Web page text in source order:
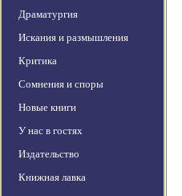
Драматургия
Искания и размышления
Критика
Сомнения и споры
Новые книги
У нас в гостях
Издательство
Книжная лавка